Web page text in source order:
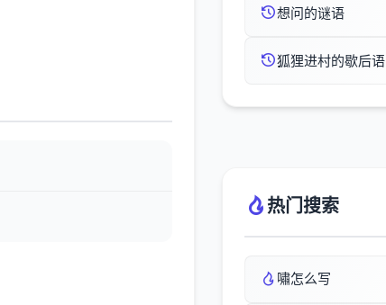
想问的谜语
狐狸进村的歇后语
热门搜索
嘯怎么写